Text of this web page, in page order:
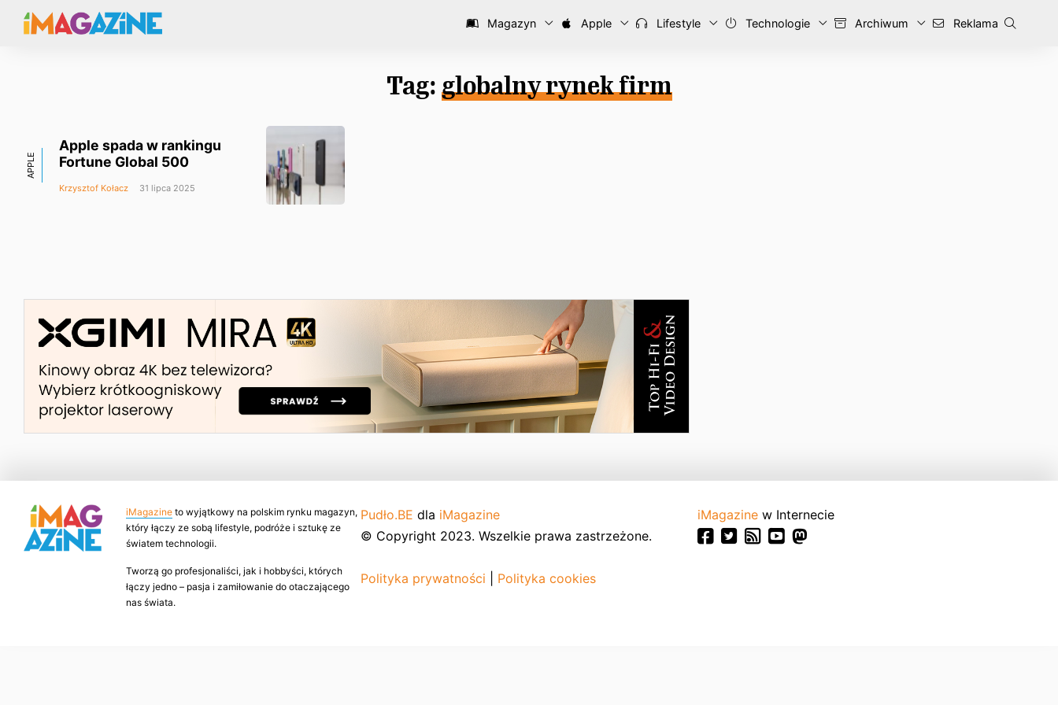
Magazyn Apple Lifestyle Technologie Archiwum Reklama
Tag: globalny rynek firm
APPLE
Apple spada w rankingu
Fortune Global 500
Krzysztof Kołacz 31 lipca 2025
iMagazine to wyjątkowy na polskim rynku magazyn,
który łączy ze sobą lifestyle, podróże i sztukę ze
światem technologii.
Tworzą go profesjonaliści, jak i hobbyści, których
łączy jedno – pasja i zamiłowanie do otaczającego
nas świata.
Pudło.BE dla iMagazine
© Copyright 2023. Wszelkie prawa zastrzeżone.
Polityka prywatności Polityka cookies
iMagazine w Internecie